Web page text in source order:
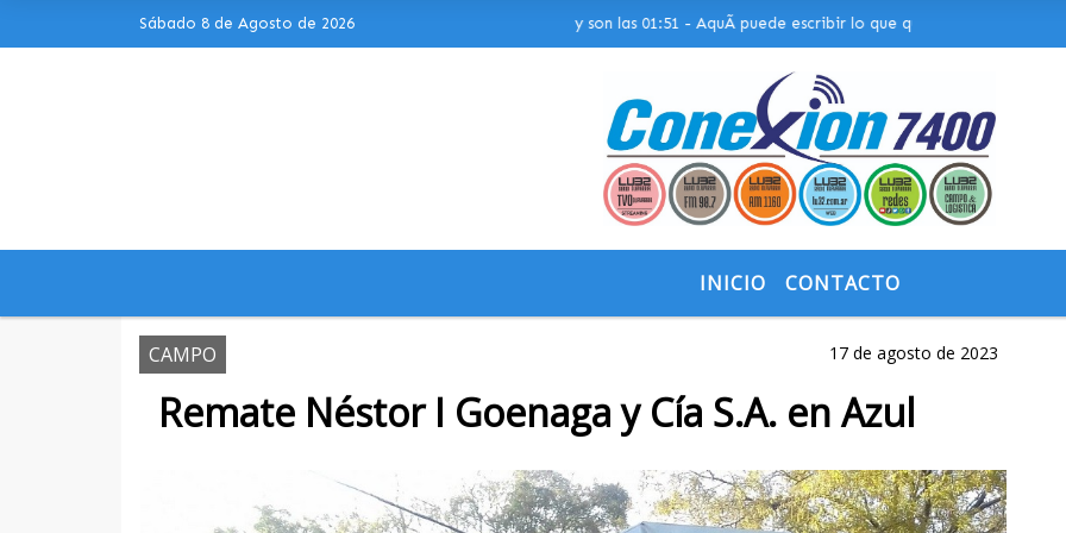
Sábado 8 de Agosto de 2026Hoy es Sábado 8 de Agosto de 2026 y son las 01:51 - AquÃ­ puede escribir lo que quiera, o bien puede
INICIO CONTACTO
CAMPO 17 de agosto de 2023
Remate Néstor I Goenaga y Cía S.A. en Azul